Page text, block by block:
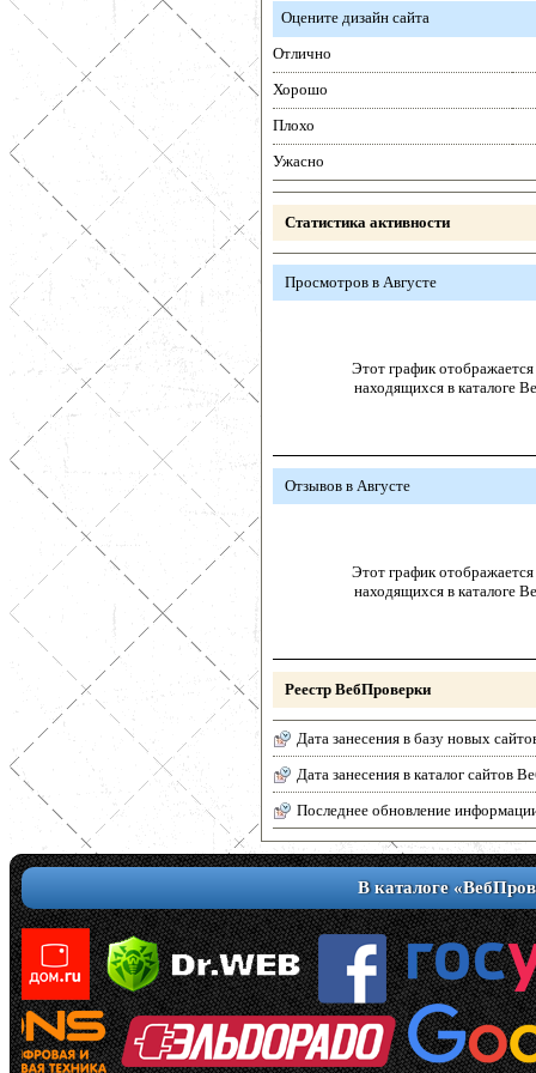
Оцените дизайн сайта
Отлично
Хорошо
Плохо
Ужасно
Статистика активности
Просмотров в Августе
Этот график отображается
находящихся в каталоге
Отзывов в Августе
Этот график отображается
находящихся в каталоге
Реестр ВебПроверки
Дата занесения в базу новых
Дата занесения в каталог сайтов
Последнее обновление
В каталоге